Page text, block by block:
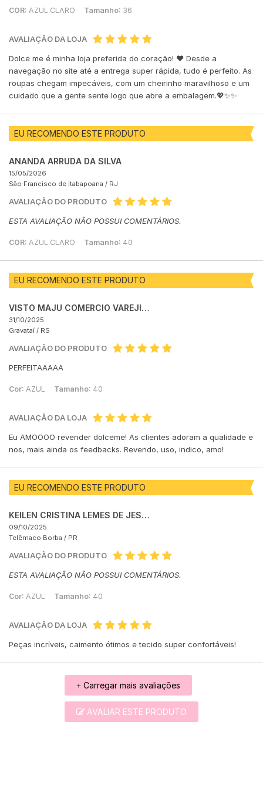
COR: AZUL CLARO Tamanho: 36
AVALIAÇÃO DA LOJA
Dolce me é minha loja preferida do coração! ♥️ Desde a
navegação no site até a entrega super rápida, tudo é perfeito. As
roupas chegam impecáveis, com um cheirinho maravilhoso e um
cuidado que a gente sente logo que abre a embalagem.💖✨✨
EU RECOMENDO ESTE PRODUTO
ANANDA ARRUDA DA SILVA
15/05/2026
São Francisco de Itabapoana / RJ
AVALIAÇÃO DO PRODUTO
ESTA AVALIAÇÃO NÃO POSSUI COMENTÁRIOS.
COR: AZUL CLARO Tamanho: 40
EU RECOMENDO ESTE PRODUTO
VISTO MAJU COMERCIO VAREJISTA DE ARTIGOS DO VESTUARIO E ACESSORIOS LTDA
31/10/2025
Gravataí / RS
AVALIAÇÃO DO PRODUTO
PERFEITAAAAA
Cor: AZUL Tamanho: 40
AVALIAÇÃO DA LOJA
Eu AMOOOO revender dolceme! As clientes adoram a qualidade e
nos, mais ainda os feedbacks. Revendo, uso, indico, amo!
EU RECOMENDO ESTE PRODUTO
KEILEN CRISTINA LEMES DE JESUS
09/10/2025
Telêmaco Borba / PR
AVALIAÇÃO DO PRODUTO
ESTA AVALIAÇÃO NÃO POSSUI COMENTÁRIOS.
Cor: AZUL Tamanho: 40
AVALIAÇÃO DA LOJA
Peças incríveis, caimento ótimos e tecido super confortáveis!
+Carregar mais avaliações
AVALIAR ESTE PRODUTO